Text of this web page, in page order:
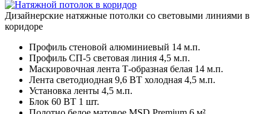
Дизайнерские натяжные потолки со световыми линиями в
коридоре
Профиль стеновой алюминиевый 14 м.п.
Профиль СП-5 световая линия 4,5 м.п.
Маскировочная лента Т-образная белая 14 м.п.
Лента светодиодная 9,6 ВТ холодная 4,5 м.п.
Установка ленты 4,5 м.п.
Блок 60 ВТ 1 шт.